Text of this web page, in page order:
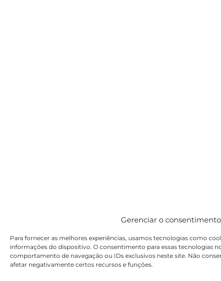
Gerenciar o consentimento
Para fornecer as melhores experiências, usamos tecnologias como
informações do dispositivo. O consentimento para essas tecnologias
comportamento de navegação ou IDs exclusivos neste site. Não
afetar negativamente certos recursos e funções.